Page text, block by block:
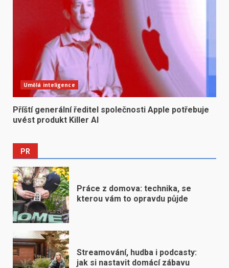
Umělá inteligence
Příští generální ředitel společnosti Apple potřebuje
uvést produkt Killer AI
PR
Práce z domova: technika, se
kterou vám to opravdu půjde
Streamování, hudba i podcasty:
jak si nastavit domácí zábavu